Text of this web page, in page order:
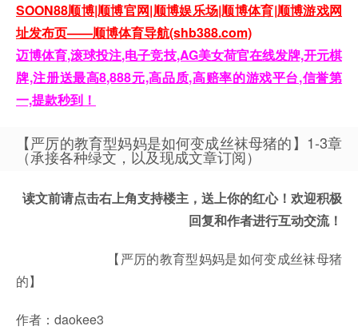
SOON88顺博|顺博官网|顺博娱乐场|顺博体育|顺博游戏网
址发布页——顺博体育导航(shb388.com)
迈博体育,滚球投注,电子竞技,AG美女荷官在线发牌,开元棋
牌,注册送最高8,888元,高品质,高赔率的游戏平台,信誉第
一,提款秒到！
【严厉的教育型妈妈是如何变成丝袜母猪的】1-3章
（承接各种绿文，以及现成文章订阅）
读文前请点击右上角支持楼主，送上你的红心！欢迎积极
回复和作者进行互动交流！
【严厉的教育型妈妈是如何变成丝袜母猪
的】
作者：daokee3